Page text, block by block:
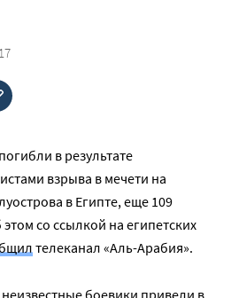
в результате
взрыва в мечети на
в Египте, еще 109
со ссылкой на египетских
телеканал «Аль-Арабия».
боевики привели в